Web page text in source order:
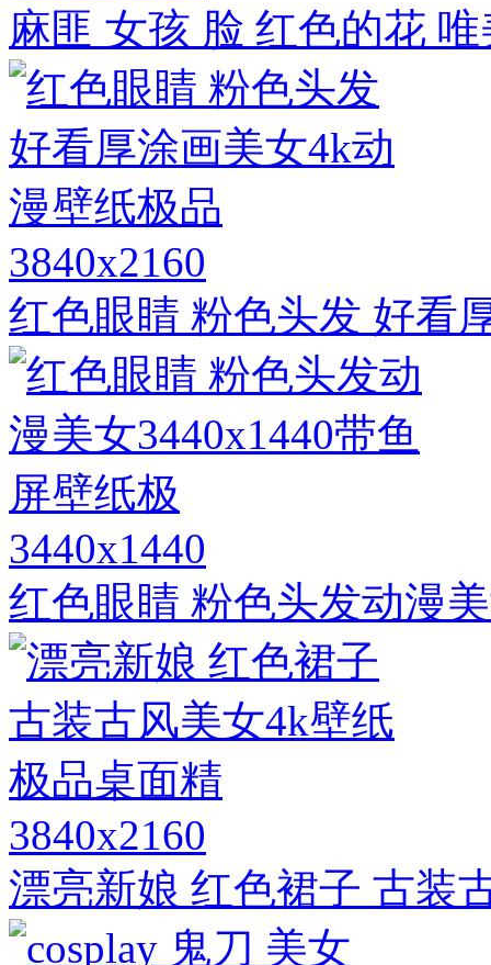
麻匪 女孩 脸 红色的花
3840x2160
红色眼睛 粉色头发 好看
3440x1440
红色眼睛 粉色头发动漫
3840x2160
漂亮新娘 红色裙子 古装